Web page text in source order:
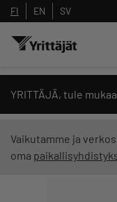
FI EN SV
YRITTÄJÄ, tule
Vaikutamme ja
oma
Hae
Yrittäjien